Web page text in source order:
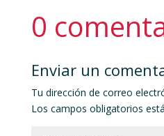
0
Enviar un
Tu dirección de correo
Los campos obligatorios